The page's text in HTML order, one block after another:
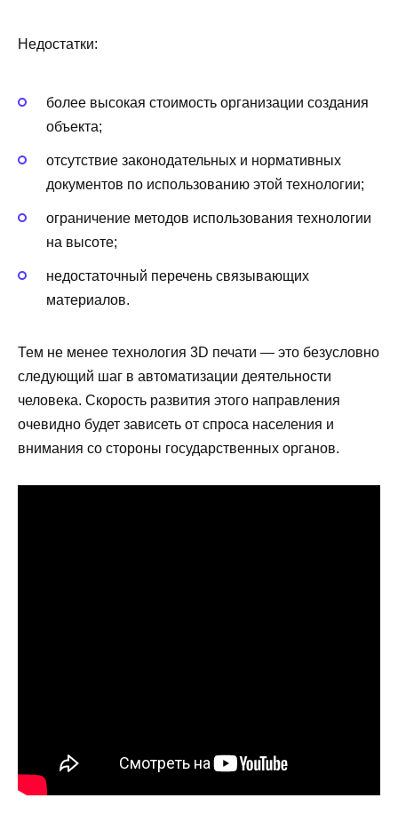
Недостатки:
более высокая стоимость организации создания
объекта;
отсутствие законодательных и нормативных
документов по использованию этой технологии;
ограничение методов использования технологии
на высоте;
недостаточный перечень связывающих
материалов.
Тем не менее технология 3D печати — это безусловно
следующий шаг в автоматизации деятельности
человека. Скорость развития этого направления
очевидно будет зависеть от спроса населения и
внимания со стороны государственных органов.